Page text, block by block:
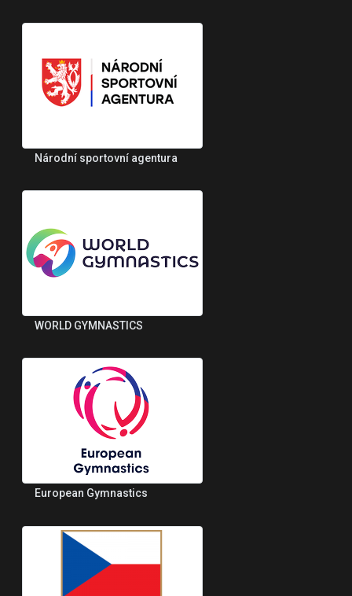
Národní sportovní agentura
WORLD GYMNASTICS
European Gymnastics